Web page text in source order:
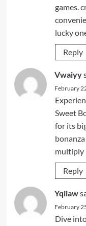
games.
lucky
Reply
Vwaiyy
February
Sweet
for its
multiply
Reply
Yqiiaw
February
Dive